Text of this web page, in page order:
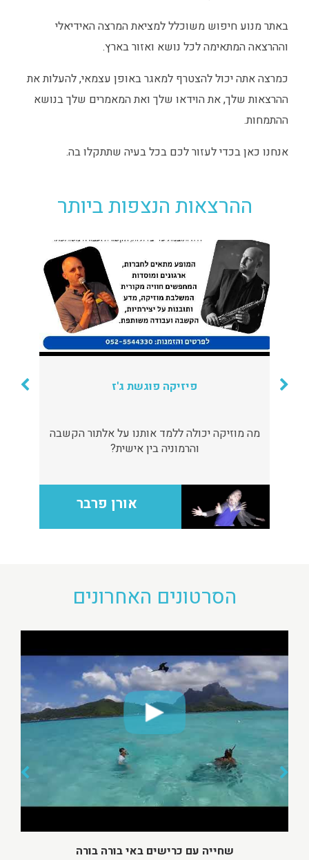
באתר מנוע חיפוש משוכלל למציאת המרצה האידיאלי
וההרצאה המתאימה לכל נושא ואזור בארץ.
כמרצה אתה יכול להצטרף למאגר באופן עצמאי, להעלות את
ההרצאות שלך, את הוידאו שלך ואת המאמרים שלך בנושא
ההתמחות.
אנחנו כאן בכדי לעזור לכם בכל בעיה שתתקלו בה.
ההרצאות הנצפות ביותר
פיזיקה פוגשת ג'ז
מה מוזיקה יכולה ללמד אותנו על אלתור הקשבה
והרמוניה בין אישית?
אורן פרבר
הסרטונים האחרונים
שחייה עם כרישים באי בורה בורה